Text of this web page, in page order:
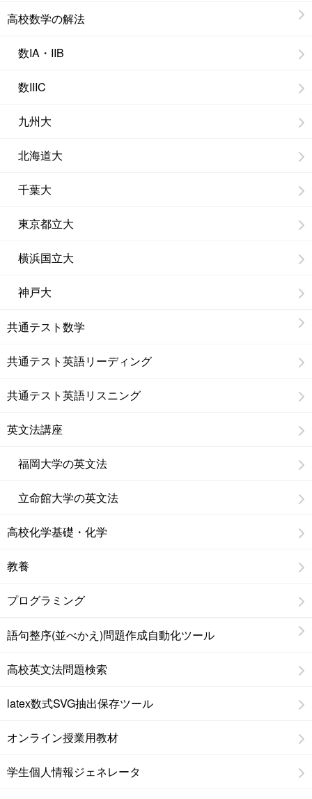
高校数学の解法
数IA・IIB
数IIIC
九州大
北海道大
千葉大
東京都立大
横浜国立大
神戸大
共通テスト数学
共通テスト英語リーディング
共通テスト英語リスニング
英文法講座
福岡大学の英文法
立命館大学の英文法
高校化学基礎・化学
教養
プログラミング
語句整序(並べかえ)問題作成自動化ツール
高校英文法問題検索
latex数式SVG抽出保存ツール
オンライン授業用教材
学生個人情報ジェネレータ